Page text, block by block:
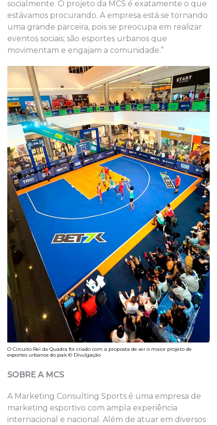
socialmente. O projeto da MCS é exatamente o que
estávamos procurando. A empresa está se tornando
uma grande parceira, pois se preocupa em realizar
eventos sociais; são esportes urbanos que
movimentam e engajam a comunidade.”
O Circuito Rei da Quadra foi criado com a proposta de ser o maior projeto de
esportes urbanos do país © Divulgação
SOBRE A MCS
A Marketing Consulting Sports é uma empresa de
marketing esportivo com ampla experiência
internacional e nacional. Além de atuar em diversos